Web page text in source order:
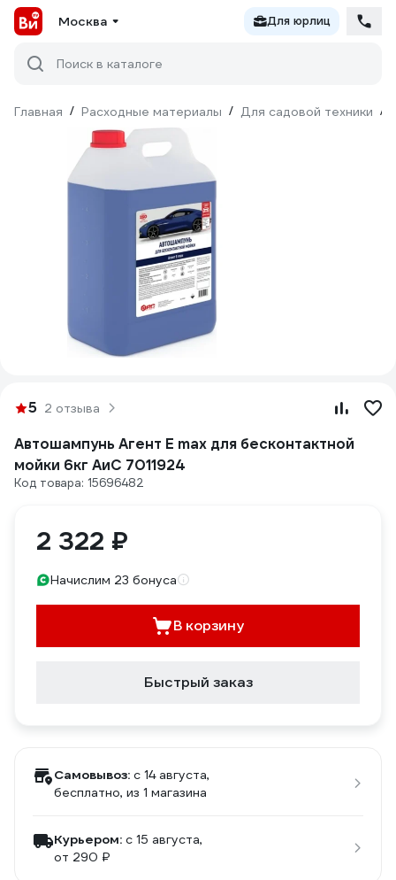
Москва Для юрлиц
Поиск в каталоге
Главная / Расходные материалы / Для садовой техники /
5 2 отзыва
Автошампунь Агент Е max для бесконтактной
мойки 6кг АиС 7011924
Код товара: 15696482
2 322 ₽
Начислим 23 бонуса
В корзину
Быстрый заказ
Самовывоз: c 14 августа,
бесплатно, из 1 магазина
Курьером: c 15 августа,
от 290 ₽